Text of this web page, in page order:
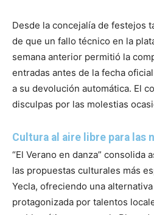
Desde la concejalía de festejos
de que un fallo técnico en la
semana anterior permitió la
entradas antes de la fecha
a su devolución automática. El
disculpas por las molestias
Cultura al aire libre para las
“El Verano en danza” consolida
las propuestas culturales más
Yecla, ofreciendo una
protagonizada por talentos